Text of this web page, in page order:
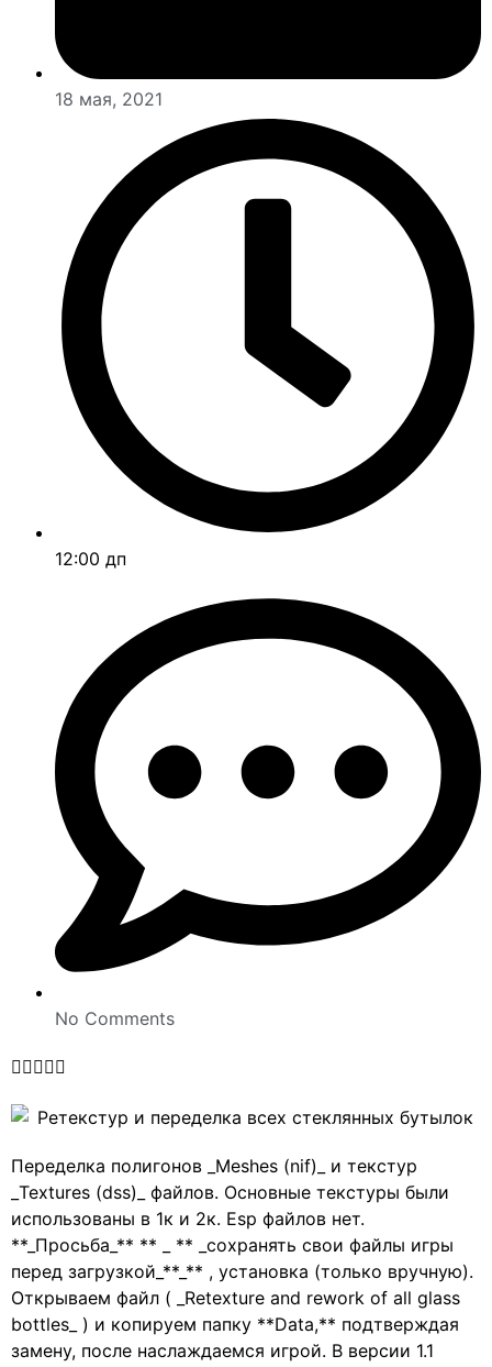
18 мая, 2021
12:00 дп
No Comments

Переделка полигонов _Meshes (nif)_ и текстур
_Textures (dss)_ файлов. Основные текстуры были
использованы в 1к и 2к. Esp файлов нет.
**_Просьба_** ** _ ** _сохранять свои файлы игры
перед загрузкой_**_** , установка (только вручную).
Открываем файл ( _Retexture and rework of all glass
bottles_ ) и копируем папку **Data,** подтверждая
замену, после наслаждаемся игрой. В версии 1.1